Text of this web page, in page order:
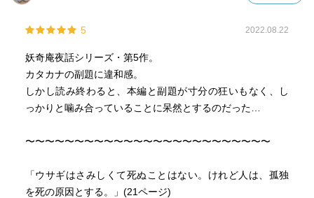
5 2022.08.22
妖奇庵夜話シリーズ・第5作。
カタカナの副題に違和感。
しかし読み終わると、本編と副題が寸分の狂いもなく、し
っかりと噛み合っていることに呆然とするのだった…
〜〜〜〜〜〜〜〜〜〜〜〜〜〜〜〜〜〜〜〜〜〜〜〜〜
「ウサギはさみしくて死ぬことはない。けれど人は、孤独
を死の原因とする。」(21ページ)